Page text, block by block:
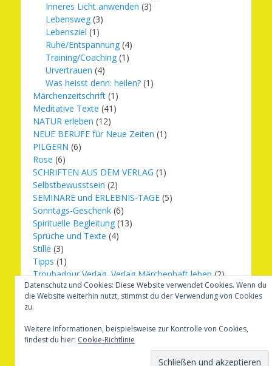
Inneres Licht anwenden (3)
Lebensweg (3)
Lebensziel (1)
Ruhe/Entspannung (4)
Training/Coaching (1)
Urvertrauen (4)
Was heisst denn: heilen? (1)
Märchenzeitschrift (1)
Meditative Texte (41)
NATUR erleben (12)
NEUE BERUFE für Neue Zeiten (1)
PILGERN (6)
Rose (6)
SCHRIFTEN AUS DEM VERLAG (1)
Selbstbewusstsein (2)
SEMINARE und ERLEBNIS-TAGE (5)
Sonntags-Geschenk (6)
Spirituelle Begleitung (13)
Sprüche und Texte (4)
Stille (3)
Tipps (1)
Troubadour Verlag, Verlag Märchenhaft leben(2)
Übungen (1)
Urbilder(20)
Verlag Märchenhaft leben
Weihnachten(16)
Datenschutz und Cookies: Diese Website verwendet Cookies. Wenn du
die Website weiterhin nutzt, stimmst du der Verwendung von Cookies
zu.
Weitere Informationen, beispielsweise zur Kontrolle von Cookies,
findest du hier: Cookie-Richtlinie